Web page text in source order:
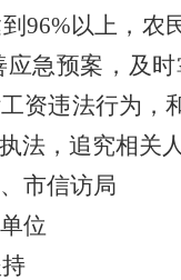
96%以上，农
急预案，及
资违法行为
法，追究相关人
市信访局
位